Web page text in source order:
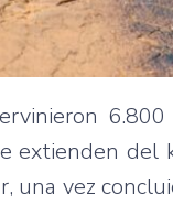
extienden del
una vez